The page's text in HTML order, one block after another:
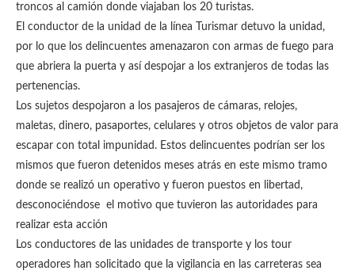
troncos al camión donde viajaban los 20 turistas.
El conductor de la unidad de la línea Turismar detuvo la unidad,
por lo que los delincuentes amenazaron con armas de fuego para
que abriera la puerta y así despojar a los extranjeros de todas las
pertenencias.
Los sujetos despojaron a los pasajeros de cámaras, relojes,
maletas, dinero, pasaportes, celulares y otros objetos de valor para
escapar con total impunidad. Estos delincuentes podrían ser los
mismos que fueron detenidos meses atrás en este mismo tramo
donde se realizó un operativo y fueron puestos en libertad,
desconociéndose el motivo que tuvieron las autoridades para
realizar esta acción
Los conductores de las unidades de transporte y los tour
operadores han solicitado que la vigilancia en las carreteras sea